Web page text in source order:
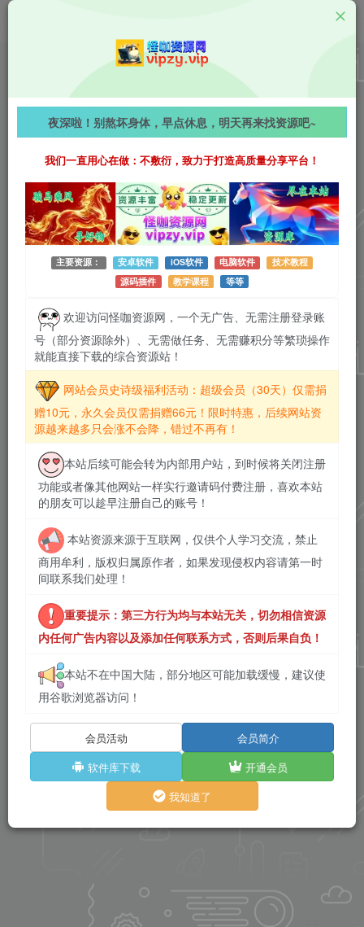
天天静听 v4.3.1 去广告纯净版，一站式高品质音频伴
侣，畅享音乐、小说与电台的沉浸世界！
746字 阅读时长约4分钟 2026-03-11 更新
作者：怪咖
热度：45
0条评论 作者已发布3745篇文章
夜深啦！别熬坏身体，早点休息，明天再来找资源吧~
我们一直用心在做：不敷衍，致力于打造高质量分享平台！
主要资源： 安卓软件 iOS软件 电脑软件
技术教程
源码插件
教学课程 等等
欢迎访问怪咖资源网，一个无广告、无需注册登录账
号（部分资源除外）、无需做任务、无需赚积分等繁琐操作
就能直接下载的综合资源站！
网站会员史诗级福利活动：超级会员（30天）仅需捐
赠10元，永久会员仅需捐赠66元！限时特惠，后续网站资
源越来越多只会涨不会降，错过不再有！
本站后续可能会转为内部用户站，到时候将关闭注册
功能或者像其他网站一样实行邀请码付费注册，喜欢本站
的朋友可以趁早注册自己的账号！
本站资源来源于互联网，仅供个人学习交流，禁止
商用牟利，版权归属原作者，如果发现侵权内容请第一时
间联系我们处理！
重要提示：第三方行为均与本站无关，切勿相信资源
内任何广告内容以及添加任何联系方式，否则后果自负！
本站不在中国大陆，部分地区可能加载缓慢，建议使
用谷歌浏览器访问！
会员活动
会员简介
软件库下载
开通会员
我知道了